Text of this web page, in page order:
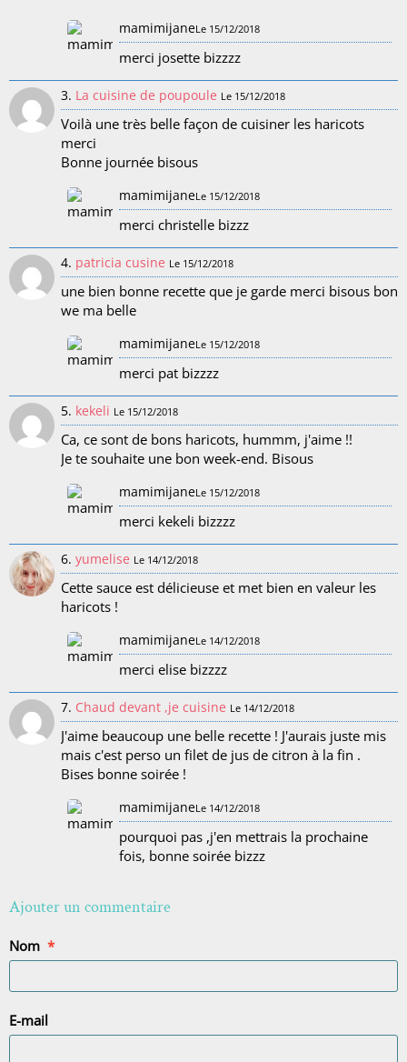
mamimijaneLe 15/12/2018
merci josette bizzzz
3. La cuisine de poupoule Le 15/12/2018
Voilà une très belle façon de cuisiner les haricots
merci
Bonne journée bisous
mamimijaneLe 15/12/2018
merci christelle bizzz
4. patricia cusine Le 15/12/2018
une bien bonne recette que je garde merci bisous bon
we ma belle
mamimijaneLe 15/12/2018
merci pat bizzzz
5. kekeli Le 15/12/2018
Ca, ce sont de bons haricots, hummm, j'aime !!
Je te souhaite une bon week-end. Bisous
mamimijaneLe 15/12/2018
merci kekeli bizzzz
6. yumelise Le 14/12/2018
Cette sauce est délicieuse et met bien en valeur les
haricots !
mamimijaneLe 14/12/2018
merci elise bizzzz
7. Chaud devant ,je cuisine Le 14/12/2018
J'aime beaucoup une belle recette ! J'aurais juste mis
mais c'est perso un filet de jus de citron à la fin .
Bises bonne soirée !
mamimijaneLe 14/12/2018
pourquoi pas ,j'en mettrais la prochaine
fois, bonne soirée bizzz
Ajouter un commentaire
Nom
E-mail